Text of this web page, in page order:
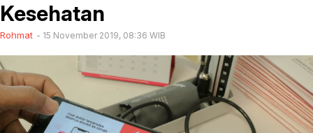
Kesehatan
Rohmat 15 November 2019, 08:36 WIB